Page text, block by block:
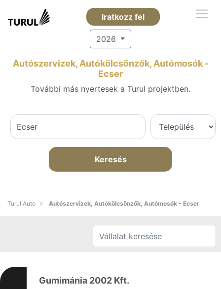
Iratkozz fel
2026
Autószervizek, Autókölcsönzők, Autómosók -
Ecser
További más nyertesek a Turul projektben.
Keresés
Turul Auto Autószervizek, Autókölcsönzők, Autómosók - Ecser
Gumimánia 2002 Kft.